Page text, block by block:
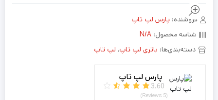
فروشنده: پارس لپ تاپ
شناسه محصول: N/A
دسته‌بندی‌ها: باتری لپ تاپ, لپ تاپ
پارس لپ تاپ
3.60
(5 Reviews)